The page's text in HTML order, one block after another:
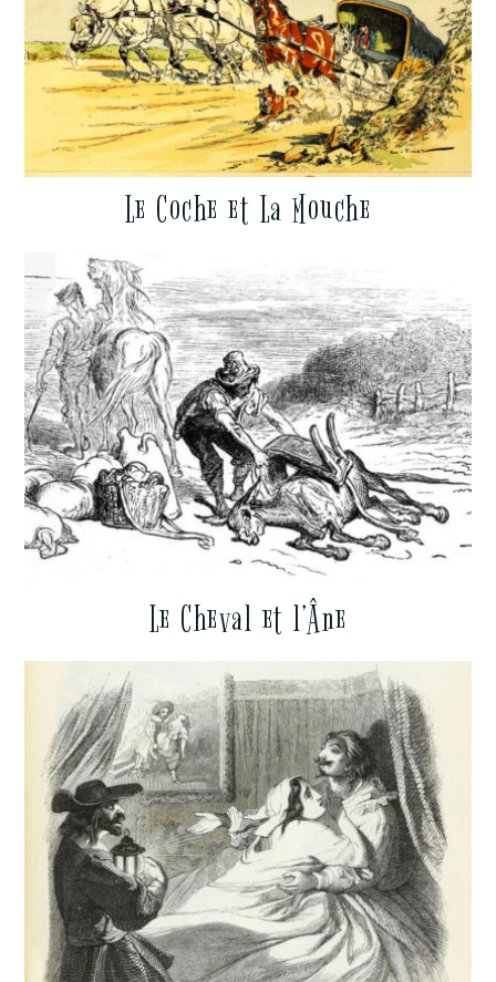
Le Coche et La Mouche
Le Cheval et l’Âne